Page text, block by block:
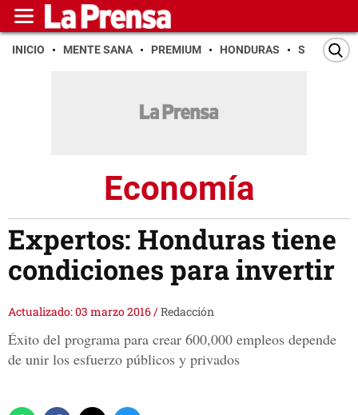
INICIO MENTE SANA PREMIUM HONDURAS SAN PEDRO
Economía
Expertos: Honduras tiene
condiciones para invertir
Actualizado: 03 marzo 2016/Redacción
Éxito del programa para crear 600,000 empleos depende
de unir los esfuerzo públicos y privados